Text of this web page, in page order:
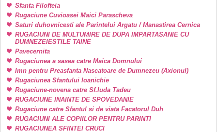
Sfanta Filofteia
Rugaciune Cuvioasei Maici Parascheva
Saturi duhovnicesti ale Parintelui Argatu / Manastirea Cernica
RUGACIUNI DE MULTUMIRE DE DUPA IMPARTASANIE CU
DUMNEZEIESTILE TAINE
Pavecernita
Rugaciunea a sasea catre Maica Domnului
Imn pentru Preasfanta Nascatoare de Dumnezeu (Axionul)
Rugaciunea Sfantului Ioanichie
Rugaciune-novena catre Sf.Iuda Tadeu
RUGACIUNE INAINTE DE SPOVEDANIE
Rugaciune catre Sfantul si de viata Facatorul Duh
RUGACIUNI ALE COPIILOR PENTRU PARINTI
RUGACIUNEA SFINTEI CRUCI